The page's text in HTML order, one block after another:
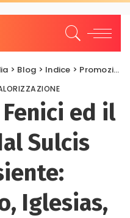
> Blog > Indice > Promozione Valorizzazione
Fenici ed il
Sulcis
Iglesias,